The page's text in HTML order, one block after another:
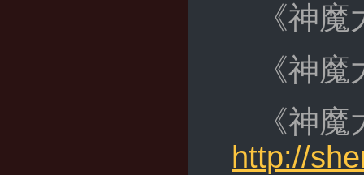
《神
《神
《神
http://